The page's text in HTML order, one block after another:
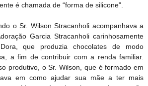
é chamada de “forma de silicone”.
o Sr. Wilson Stracanholi acompanhava a
Garcia Stracanholi carinhosamente
que produzia chocolates de modo
a fim de contribuir com a renda familiar.
produtivo, o Sr. Wilson, que é formado em
em como ajudar sua mãe a ter mais